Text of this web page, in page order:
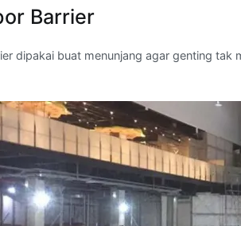
Barrier
dipakai buat menunjang agar genting